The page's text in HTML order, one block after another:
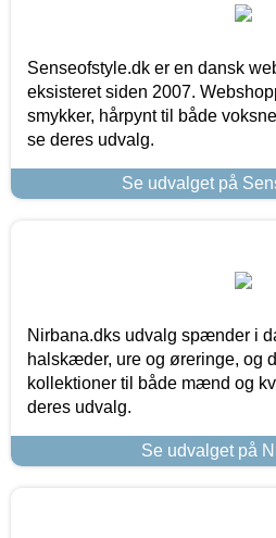
Senseofstyle.dk er en dansk
eksisteret siden 2007.
smykker, hårpynt til både
se deres udvalg.
Se udvalget på
Nirbana.dks udvalg spænder i
halskæder, ure og øreringe, og
kollektioner til både mænd og
deres udvalg.
Se udvalget på